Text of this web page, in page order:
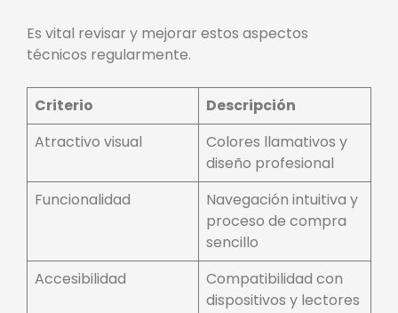
Es vital revisar y mejorar estos aspectos
técnicos regularmente.
Criterio
Descripción
Atractivo visual
Colores llamativos y
diseño profesional
Funcionalidad
Navegación intuitiva y
proceso de compra
sencillo
Accesibilidad
Compatibilidad con
dispositivos y lectores